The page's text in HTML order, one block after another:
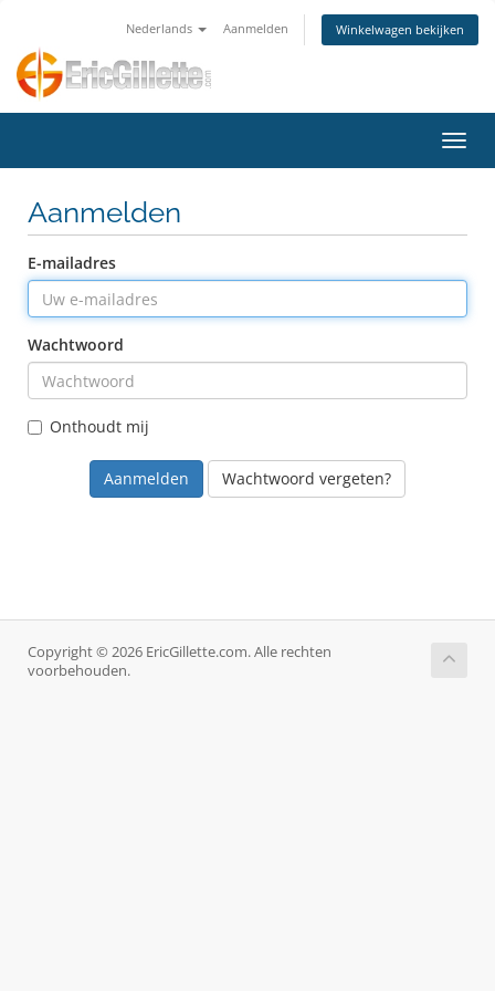
Nederlands Aanmelden Winkelwagen bekijken
Aanmelden
E-mailadres
Wachtwoord
Onthoudt mij
Wachtwoord vergeten?
Copyright © 2026 EricGillette.com. Alle rechten
voorbehouden.